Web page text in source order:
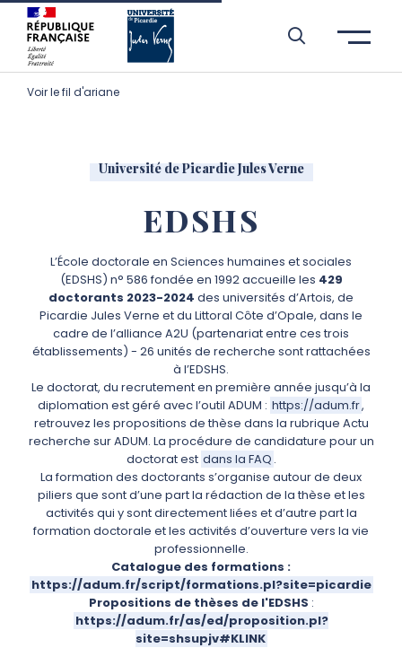
Aller à l’entête de page
Aller au menu principale
Aller au contenu principal
Aller à la recherche
Passer aux cookies
Aller au pied de page
Voir le fil d'ariane
Université de Picardie Jules Verne
EDSHS
L’École doctorale en Sciences humaines et sociales
(EDSHS) n° 586 fondée en 1992 accueille les 429
doctorants 2023-2024 des universités d’Artois, de
Picardie Jules Verne et du Littoral Côte d’Opale, dans le
cadre de l’alliance A2U (partenariat entre ces trois
établissements) - 26 unités de recherche sont rattachées
à l’EDSHS.
Le doctorat, du recrutement en première année jusqu’à la
diplomation est géré avec l’outil ADUM : https://adum.fr,
retrouvez les propositions de thèse dans la rubrique Actu
recherche sur ADUM. La procédure de candidature pour un
doctorat est dans la FAQ .
La formation des doctorants s’organise autour de deux
piliers que sont d’une part la rédaction de la thèse et les
activités qui y sont directement liées et d’autre part la
formation doctorale et les activités d’ouverture vers la vie
professionnelle.
Catalogue des formations :
https://adum.fr/script/formations.pl?site=picardie
Propositions de thèses de l'EDSHS :
https://adum.fr/as/ed/proposition.pl?
site=shsupjv#KLINK